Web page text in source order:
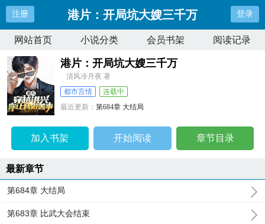
注册 港片：开局坑大嫂三千万 登录
网站首页 小说分类 会员书架 阅读记录
港片：开局坑大嫂三千万
清风冷月夜 著
都市言情
连载中
最近更新：第684章 大结局
加入书架 开始阅读 章节目录
最新章节
第684章 大结局
第683章 比武大会结束